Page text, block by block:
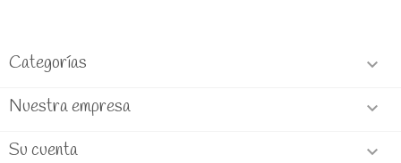
Categorías 
Nuestra empresa 
Su cuenta 